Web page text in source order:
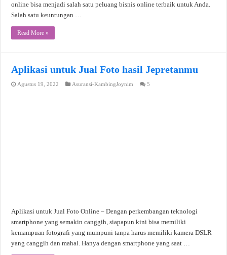
online bisa menjadi salah satu peluang bisnis online terbaik untuk Anda.
Salah satu keuntungan …
Read More »
Aplikasi untuk Jual Foto hasil Jepretanmu
Agustus 19, 2022 Asuransi-KambingJoynim 5
Aplikasi untuk Jual Foto Online – Dengan perkembangan teknologi
smartphone yang semakin canggih, siapapun kini bisa memiliki
kemampuan fotografi yang mumpuni tanpa harus memiliki kamera DSLR
yang canggih dan mahal. Hanya dengan smartphone yang saat …